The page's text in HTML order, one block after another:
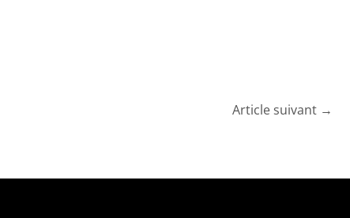
Article suivant →